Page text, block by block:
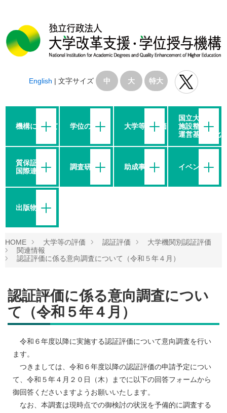
English | 文字サイズ 中 大 特大
機構について 学位の授与 大学等の評価
国立大学の
施設整備・
運営基盤強化
質保証・
国際連携
調査研究 助成事業 イベント
出版物等
HOME 大学等の評価 認証評価
大学機関別認証評価
関連情報
認証評価に係る意向調査について（令和５年４月）
認証評価に係る意向調査につい
て（令和５年４月）
令和６年度以降に実施する認証評価について意向調査を行い
ます。
つきましては、令和６年度以降の認証評価の申請予定につい
て、令和５年４月２０日（木）までに以下の回答フォームから
御回答くださいますようお願いいたします。
なお、本調査は現時点での御検討の状況を予備的に調査する